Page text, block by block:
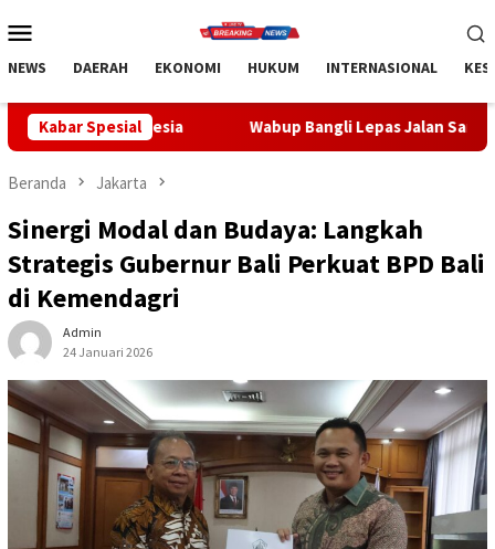
ke
Mobile
NEWS DAERAH EKONOMI HUKUM INTERNASIONAL
Kabar Spesial
Wabup Bangli Lepas Jalan Santai, Awali Rangkaian
Beranda Jakarta
Sinergi Modal dan Budaya: Langkah
Strategis Gubernur Bali Perkuat BPD Bali
di Kemendagri
Admin
24 Januari 2026